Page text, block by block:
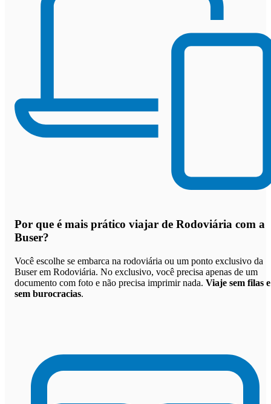
Por que é mais prático viajar de Rodoviária com a
Buser?
Você escolhe se embarca na rodoviária ou um ponto exclusivo da
Buser em Rodoviária. No exclusivo, você precisa apenas de um
documento com foto e não precisa imprimir nada. Viaje sem filas e
sem burocracias.